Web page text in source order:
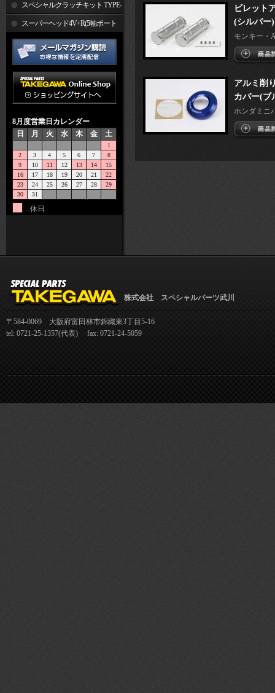
エンジンパーツ
スペシャルクラッチキット TYPE-
スーパーヘッド4V+R(5軸ポート
加工)
8月度営業日カレンダー
日
月 火 水 木 金 土
1
2
3 4 5 6 7
8
9
10 11 12 13 14
15
16
17 18 19 20 21
22
23
24 25 26 27 28
29
30
31
…休日
ビレット
(シルバー)
モンキー・
アルミ削
カバー(ブ
ホンダミニ
株式会社 スペシャルパーツ武川
〒584-0069 大阪府富田林市錦織東3丁目5-16
tel: 0721-25-1357(代表) fax: 0721-24-5059